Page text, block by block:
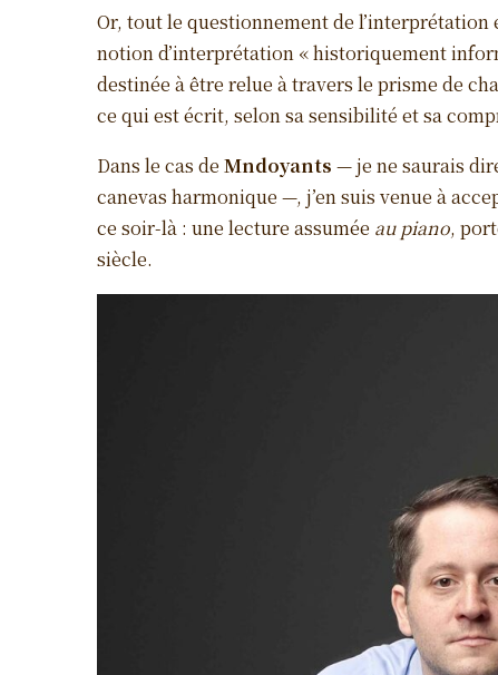
Or, tout le questionnement de l’interprétation
notion d’interprétation « historiquement
destinée à être relue à travers le prisme de
ce qui est écrit, selon sa sensibilité et sa
Dans le cas de Mndoyants — je ne saurais
canevas harmonique —, j’en suis venue à
ce soir-là : une lecture assumée au piano,
siècle.